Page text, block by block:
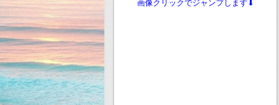
画像クリックでジャンプします⬇︎